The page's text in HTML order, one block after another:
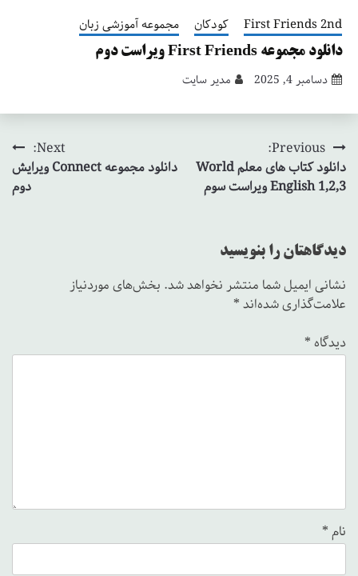
First Friends 2nd کودکان مجموعه آموزشی زبان
دانلود مجموعه First Friends ویراست دوم
دسامبر 4, 2025 مدیر سایت
راهبری
نوشته
Previous:
دانلود کتاب های معلم World
English 1,2,3 ویراست سوم
Next:
دانلود مجموعه Connect ویرایش
دوم
دیدگاهتان را بنویسید
نشانی ایمیل شما منتشر نخواهد شد. بخش‌های موردنیاز
علامت‌گذاری شده‌اند*
دیدگاه*
نام*